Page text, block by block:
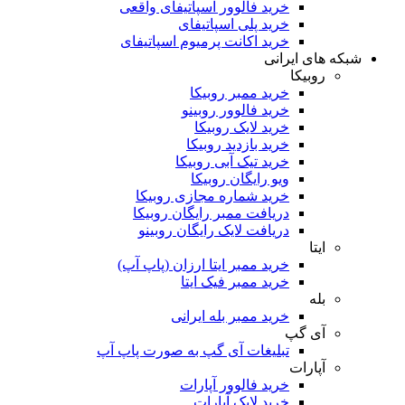
خرید فالوور اسپاتیفای واقعی
خرید پلی اسپاتیفای
خرید اکانت پرمیوم اسپاتیفای
های ایرانی
خرید ممبر روبیکا
خرید فالوور روبینو
خرید لایک روبیکا
خرید بازدید روبیکا
خرید تیک آبی روبیکا
ویو رایگان روبیکا
خرید شماره مجازی روبیکا
دریافت ممبر رایگان روبیکا
دریافت لایک رایگان روبینو
خرید ممبر ایتا ارزان (پاپ آپ)
خرید ممبر فیک ایتا
خرید ممبر بله ایرانی
تبلیغات آی گپ به صورت پاپ آپ
خرید فالوور آپارات
خرید لایک آپارات